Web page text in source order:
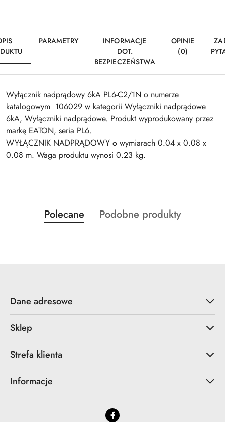
PARAMETRY
INFORMACJE
DOT.
BEZPIECZEŃSTWA
OPINIE
(0)
Wyłącznik nadprądowy 6kA PL6-C2/1N o numerze
katalogowym 106029 w kategorii Wyłączniki nadprądowe
6kA, Wyłączniki nadprądowe. Produkt wyprodukowany przez
markę EATON, seria PL6.
WYŁĄCZNIK NADPRĄDOWY o wymiarach 0.04 x 0.08 x
0.08 m. Waga produktu wynosi 0.23 kg.
Pomiń karuzelę produktów
Produkty
o
Polecane
Produkty
Podobne produkty
Dane adresowe
Sklep
Strefa klienta
Informacje